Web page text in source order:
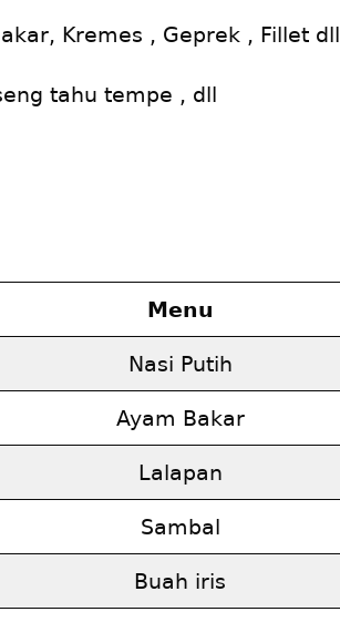
Kremes , Geprek , Fillet dll
tahu tempe , dll
Menu
Nasi Putih
Ayam Bakar
Lalapan
Sambal
Buah iris